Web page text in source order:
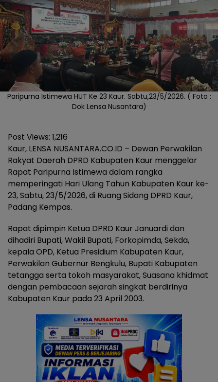
Paripurna Istimewa HUT Ke 23 Kaur. Sabtu,23/5/2026. ( Foto :
Dok Lensa Nusantara)
Post Views: 1,216
Kaur, LENSA NUSANTARA.CO.ID – Dewan Perwakilan
Rakyat Daerah DPRD Kabupaten Kaur menggelar
Rapat Paripurna Istimewa dalam rangka
memperingati Hari Ulang Tahun Kabupaten Kaur ke-
23, Sabtu, 23/5/2026, di Ruang Sidang DPRD Kaur,
Padang Kempas.
Rapat dipimpin Ketua DPRD Kaur Januardi dan
dihadiri Bupati, Wakil Bupati, Forkopimda, Sekda,
kepala OPD, Ketua Presidium Kabupaten Kaur,
Perwakilan Gubernur Bengkulu, Bupati Kabupaten
tetangga serta tokoh masyarakat, Suasana khidmat
dengan pembacaan sejarah singkat berdirinya
Kabupaten Kaur pada 23 April 2003.